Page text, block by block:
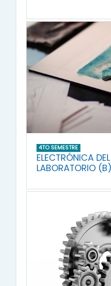
4TO SEMESTRE
ELECTRÓNICA
LABORATORIO (B)